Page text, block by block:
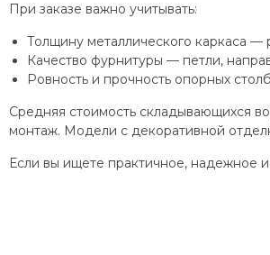
При заказе важно учитывать:
Толщину металлического каркаса
Качество фурнитуры — петли,
Ровность и прочность опорных
Средняя стоимость складывающихся
монтаж. Модели с декоративной
Если вы ищете практичное, надежное